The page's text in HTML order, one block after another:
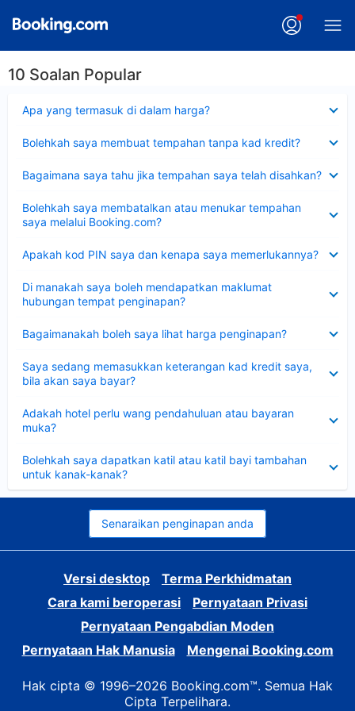
10 Soalan Popular
Apa yang termasuk di dalam harga?
Bolehkah saya membuat tempahan tanpa kad kredit?
Bagaimana saya tahu jika tempahan saya telah disahkan?
Bolehkah saya membatalkan atau menukar tempahan
saya melalui Booking.com?
Apakah kod PIN saya dan kenapa saya memerlukannya?
Di manakah saya boleh mendapatkan maklumat
hubungan tempat penginapan?
Bagaimanakah boleh saya lihat harga penginapan?
Saya sedang memasukkan keterangan kad kredit saya,
bila akan saya bayar?
Adakah hotel perlu wang pendahuluan atau bayaran
muka?
Bolehkah saya dapatkan katil atau katil bayi tambahan
untuk kanak-kanak?
Senaraikan penginapan anda
Versi desktop
Terma Perkhidmatan
Cara kami beroperasi
Pernyataan Privasi
Pernyataan Pengabdian Moden
Pernyataan Hak Manusia
Mengenai Booking.com
Hak cipta © 1996–2026 Booking.com™. Semua Hak
Cipta Terpelihara.